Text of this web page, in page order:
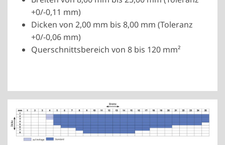
+0/-0,11 mm)
Dicken von 2,00 mm bis 8,00 mm (Toleranz
+0/-0,06 mm)
Querschnittsbereich von 8 bis 120 mm²